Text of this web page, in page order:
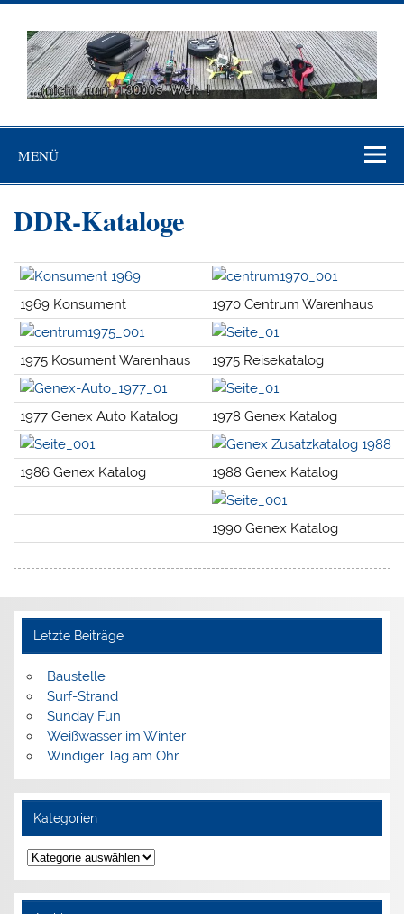
Skip
content
…(nicht nur)
T3000's Welt
es zu sein"(Johann Wolfgang von Goethe)
MENÜ
DDR-Kataloge
1969 Konsument 1970 Centrum Warenhaus
1975 Kosument Warenhaus 1975 Reisekatalog
1977 Genex Auto Katalog 1978 Genex Katalog
1986 Genex Katalog 1988 Genex Katalog
1990 Genex Katalog
Letzte Beiträge
Baustelle
Surf-Strand
Sunday Fun
Weißwasser im Winter
Windiger Tag am Ohr.
Kategorien
Kategorien